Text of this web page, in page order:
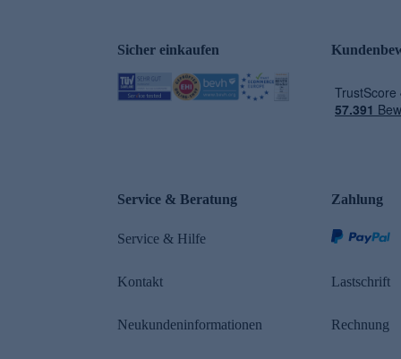
Sicher einkaufen
Service & Beratung
Service & Hilfe
Kontakt
Neukundeninformationen
Zahlung
Lastschrift
Rechnung